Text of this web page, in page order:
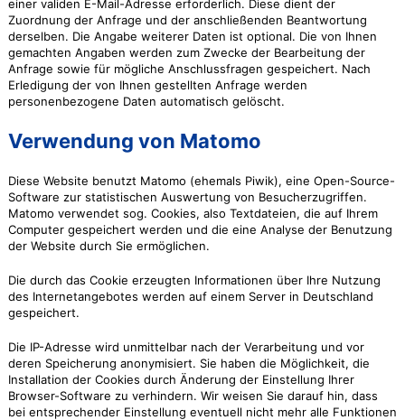
einer validen E-Mail-Adresse erforderlich. Diese dient der
Zuordnung der Anfrage und der anschließenden Beantwortung
derselben. Die Angabe weiterer Daten ist optional. Die von Ihnen
gemachten Angaben werden zum Zwecke der Bearbeitung der
Anfrage sowie für mögliche Anschlussfragen gespeichert. Nach
Erledigung der von Ihnen gestellten Anfrage werden
personenbezogene Daten automatisch gelöscht.
Verwendung von Matomo
Diese Website benutzt Matomo (ehemals Piwik), eine Open-Source-
Software zur statistischen Auswertung von Besucherzugriffen.
Matomo verwendet sog. Cookies, also Textdateien, die auf Ihrem
Computer gespeichert werden und die eine Analyse der Benutzung
der Website durch Sie ermöglichen.
Die durch das Cookie erzeugten Informationen über Ihre Nutzung
des Internetangebotes werden auf einem Server in Deutschland
gespeichert.
Die IP-Adresse wird unmittelbar nach der Verarbeitung und vor
deren Speicherung anonymisiert. Sie haben die Möglichkeit, die
Installation der Cookies durch Änderung der Einstellung Ihrer
Browser-Software zu verhindern. Wir weisen Sie darauf hin, dass
bei entsprechender Einstellung eventuell nicht mehr alle Funktionen